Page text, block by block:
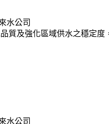
水公司
質及強化區域供水之穩定
水公司